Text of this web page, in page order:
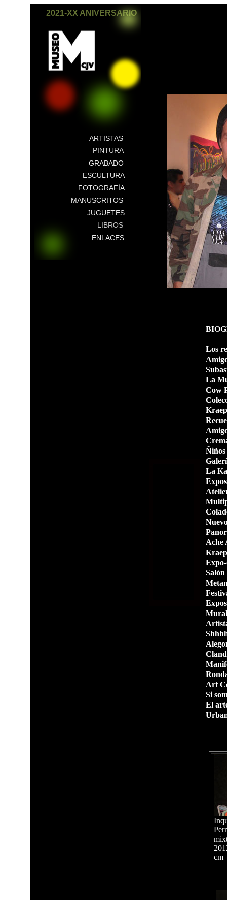
2021-XX ANIVERSARIO
ARTISTAS
PINTURA
GRABADO
ESCULTURA
FOTOGRAFÍA
MANUSCRITOS
JUGUETES
LIBROS
ENLACES
Los
La
Cow
La
Ache
Salón
Art
Si
El
cm